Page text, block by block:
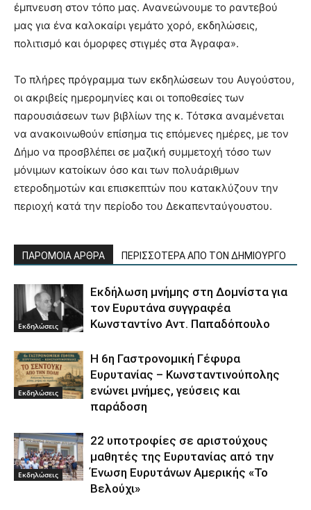
έμπνευση στον τόπο μας. Ανανεώνουμε το ραντεβού
μας για ένα καλοκαίρι γεμάτο χορό, εκδηλώσεις,
πολιτισμό και όμορφες στιγμές στα Άγραφα».
Το πλήρες πρόγραμμα των εκδηλώσεων του Αυγούστου,
οι ακριβείς ημερομηνίες και οι τοποθεσίες των
παρουσιάσεων των βιβλίων της κ. Τότσκα αναμένεται
να ανακοινωθούν επίσημα τις επόμενες ημέρες, με τον
Δήμο να προσβλέπει σε μαζική συμμετοχή τόσο των
μόνιμων κατοίκων όσο και των πολυάριθμων
ετεροδημοτών και επισκεπτών που κατακλύζουν την
περιοχή κατά την περίοδο του Δεκαπενταύγουστου.
ΠΑΡΟΜΟΙΑ ΑΡΘΡΑ ΠΕΡΙΣΣΟΤΕΡΑ ΑΠΟ ΤΟΝ ΔΗΜΙΟΥΡΓΟ
Εκδηλώσεις
Εκδήλωση μνήμης στη Δομνίστα για
τον Ευρυτάνα συγγραφέα
Κωνσταντίνο Αντ. Παπαδόπουλο
Εκδηλώσεις
Η 6η Γαστρονομική Γέφυρα
Ευρυτανίας – Κωνσταντινούπολης
ενώνει μνήμες, γεύσεις και
παράδοση
Εκδηλώσεις
22 υποτροφίες σε αριστούχους
μαθητές της Ευρυτανίας από την
Ένωση Ευρυτάνων Αμερικής «Το
Βελούχι»